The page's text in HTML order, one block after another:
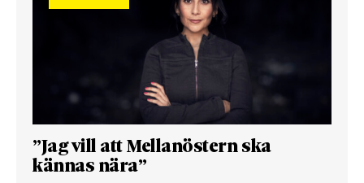
”Jag vill att Mellanöstern ska
kännas nära”